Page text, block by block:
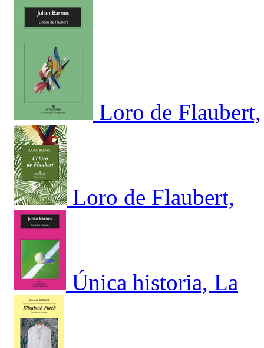
Loro de Flaubert,
Loro de Flaubert,
Única historia, La